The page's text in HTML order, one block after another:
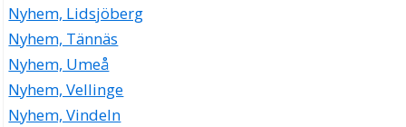
Nyhem, Lidsjöberg
Nyhem, Tännäs
Nyhem, Umeå
Nyhem, Vellinge
Nyhem, Vindeln